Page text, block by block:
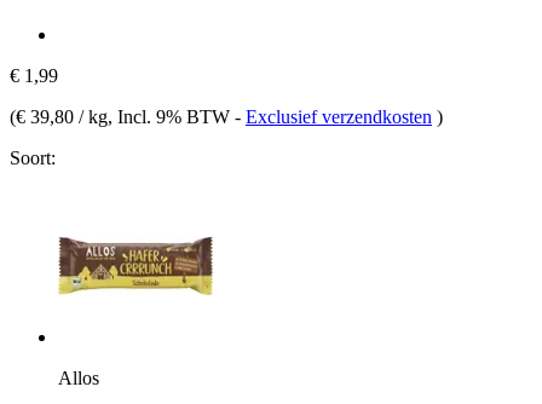
€ 1,99
(€ 39,80 / kg, Incl. 9% BTW - Exclusief verzendkosten )
Soort:
Allos